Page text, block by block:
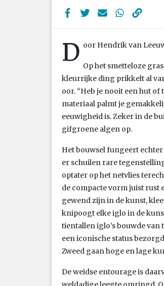
D oor Hendrik van
Op het smetteloze
kleurrijke ding prikkelt al
oor. “Heb je nooit een hut of
materiaal palmt je
eeuwigheid is. Zeker in de
gifgroene algen op.
Het bouwsel fungeert
er schuilen rare
optater op het netvlies
de compacte vorm juist rust
gewend zijn in de kunst,
knipoogt elke iglo in de
tientallen iglo’s bouwde van
een iconische status
Zweed gaan hoge en lage
De weidse entourage is